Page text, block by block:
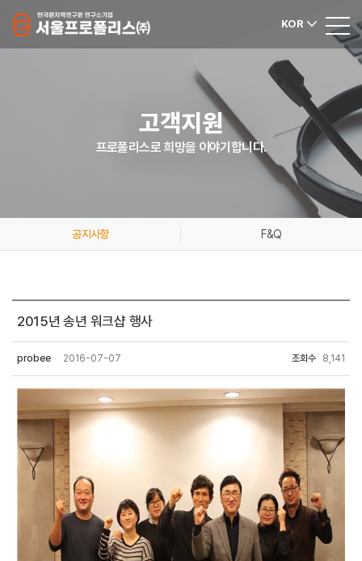
KOR
고객지원
프로폴리스로 희망을 이야기합니다.
공지사항 F&Q
2015년 송년 워크샵 행사
probee 2016-07-07 조회수 8,141